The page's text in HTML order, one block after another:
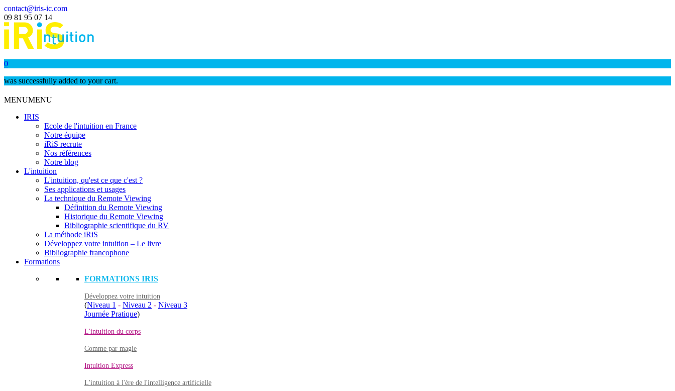
contact@iris-ic.com
09 81 95 07 14
0
was successfully added to your cart.
MENUMENU
IRIS
Ecole de l'intuition en France
Notre équipe
iRiS recrute
Nos références
Notre blog
L'intuition
L'intuition, qu'est ce que c'est ?
Ses applications et usages
La technique du Remote Viewing
Définition du Remote Viewing
Historique du Remote Viewing
Bibliographie scientifique du RV
La méthode iRiS
Développez votre intuition – Le livre
Bibliographie francophone
Formations
FORMATIONS IRIS
Développez votre intuition
(Niveau 1 - Niveau 2 - Niveau 3
Journée Pratique)
L'intuition du corps
Comme par magie
Intuition Express
L'intuition à l'ère de l'intelligence artificielle